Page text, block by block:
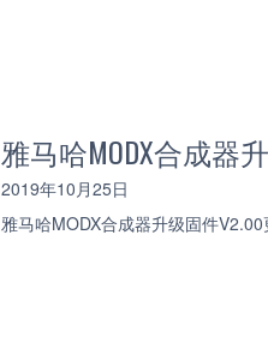
雅马哈MODX合成器
2019年10月25日
雅马哈MODX合成器升级固件